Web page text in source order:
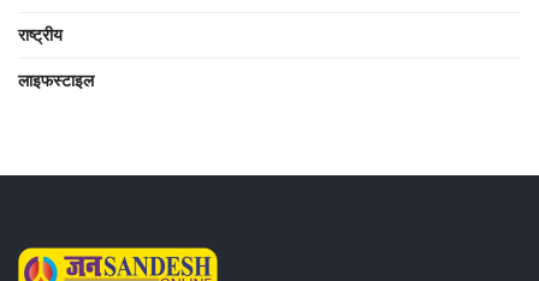
राष्ट्रीय
लाइफस्टाइल